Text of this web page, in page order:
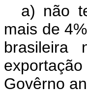
a) não
mais de
brasileira
Govêrno